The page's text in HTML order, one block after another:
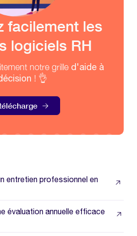
facilement les
logiciels RH
notre grille d'aide à
! 👌
entretien professionnel en
évaluation annuelle efficace